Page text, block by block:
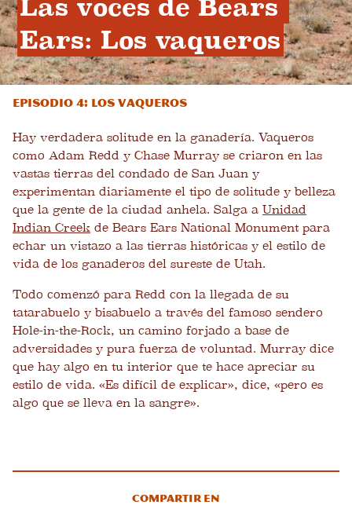
Las voces de Bears
Ears: Los vaqueros
Episodio 4: Los vaqueros
Hay verdadera solitude en la ganadería. Vaqueros
como Adam Redd y Chase Murray se criaron en las
vastas tierras del condado de San Juan y
experimentan diariamente el tipo de solitude y belleza
que la gente de la ciudad anhela. Salga a Unidad
Indian Creek de Bears Ears National Monument para
echar un vistazo a las tierras históricas y el estilo de
vida de los ganaderos del sureste de Utah.
Todo comenzó para Redd con la llegada de su
tatarabuelo y bisabuelo a través del famoso sendero
Hole-in-the-Rock, un camino forjado a base de
adversidades y pura fuerza de voluntad. Murray dice
que hay algo en tu interior que te hace apreciar su
estilo de vida. «Es difícil de explicar», dice, «pero es
algo que se lleva en la sangre».
Compartir en